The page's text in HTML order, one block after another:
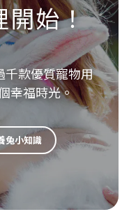
開始！
款優質寵物用
幸福時光。
兔小知識